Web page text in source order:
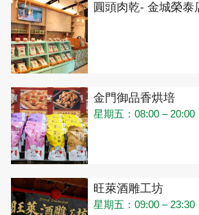
圓頭肉乾- 金城榮泰
金門御品香烘培
星期五：08:00 – 20:00
旺萊酒雕工坊
星期五：09:00 – 23:30